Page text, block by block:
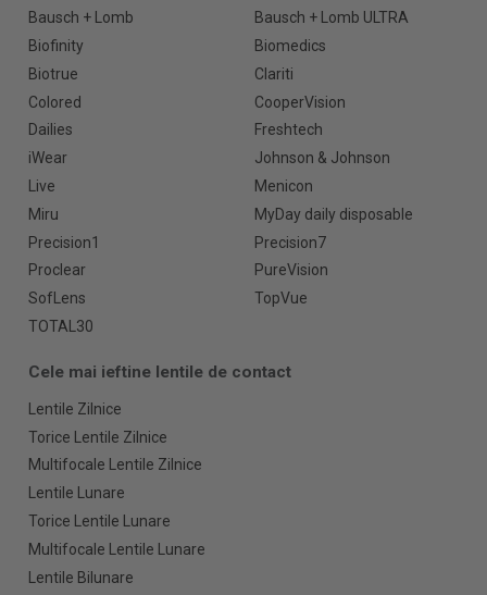
Bausch + Lomb
Bausch + Lomb ULTRA
Biofinity
Biomedics
Biotrue
Clariti
Colored
CooperVision
Dailies
Freshtech
iWear
Johnson & Johnson
Live
Menicon
Miru
MyDay daily disposable
Precision1
Precision7
Proclear
PureVision
SofLens
TopVue
TOTAL30
Cele mai ieftine lentile de contact
Lentile Zilnice
Torice Lentile Zilnice
Multifocale Lentile Zilnice
Lentile Lunare
Torice Lentile Lunare
Multifocale Lentile Lunare
Lentile Bilunare